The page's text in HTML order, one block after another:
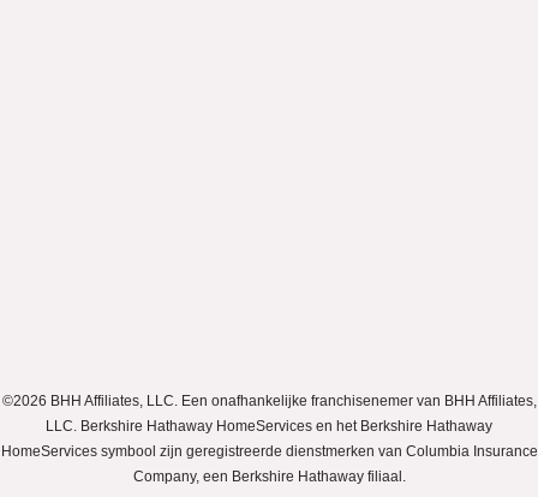
©2026 BHH Affiliates, LLC. Een onafhankelijke franchisenemer van BHH Affiliates,
LLC. Berkshire Hathaway HomeServices en het Berkshire Hathaway
HomeServices symbool zijn geregistreerde dienstmerken van Columbia Insurance
Company, een Berkshire Hathaway filiaal.